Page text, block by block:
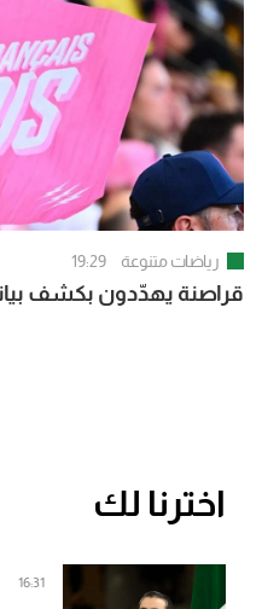
رياضات متنوعة 19:29
قراصنة يهدّدون بكشف
اخترنا لك
16:31